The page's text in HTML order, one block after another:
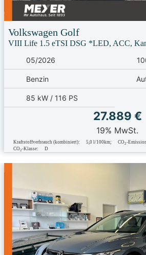
Volkswagen Golf
VIII Life 1.5 eTSI DSG *LED, ACC,
05/2026
Benzin
85 kW / 116 PS
27.889 €
19% MwSt.
Kraftstoffverbrauch (kombiniert): 5,0 l/100km; CO2-
CO2-Klasse: D